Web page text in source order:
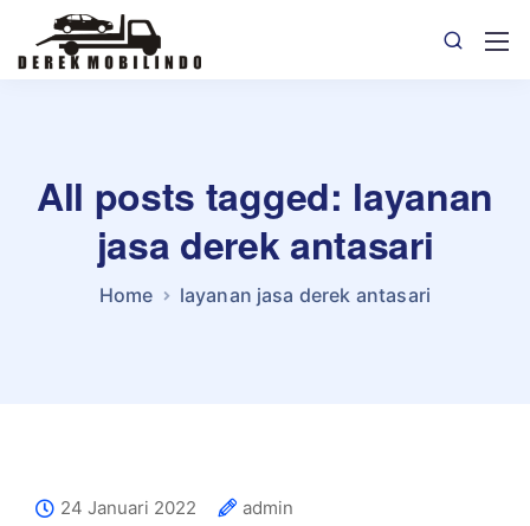
All posts tagged: layanan
jasa derek antasari
Home layanan jasa derek antasari
24 Januari 2022
admin